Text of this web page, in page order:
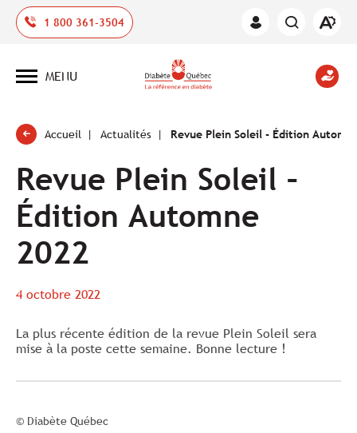
1 800 361-3504
Espace
Ouvrir
Ouvrir
site
MENU
Accueil Actualités Revue Plein Soleil - Édition
Revue Plein Soleil –
Édition Automne
2022
4 octobre 2022
La plus récente édition de la revue Plein Soleil sera
mise à la poste cette semaine. Bonne lecture !
© Diabète Québec